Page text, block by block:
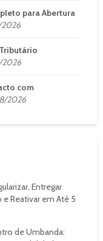
para Abertura
com
2026
Entregar
Reativar em Até 5
de Umbanda: